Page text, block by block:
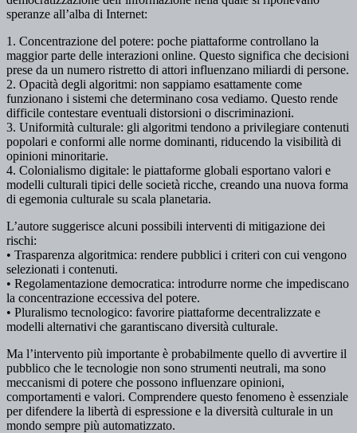
speranze all’alba di Internet:
1. Concentrazione del potere: poche piattaforme controllano la
maggior parte delle interazioni online. Questo significa che decisioni
prese da un numero ristretto di attori influenzano miliardi di persone.
2. Opacità degli algoritmi: non sappiamo esattamente come
funzionano i sistemi che determinano cosa vediamo. Questo rende
difficile contestare eventuali distorsioni o discriminazioni.
3. Uniformità culturale: gli algoritmi tendono a privilegiare contenuti
popolari e conformi alle norme dominanti, riducendo la visibilità di
opinioni minoritarie.
4. Colonialismo digitale: le piattaforme globali esportano valori e
modelli culturali tipici delle società ricche, creando una nuova forma
di egemonia culturale su scala planetaria.
L’autore suggerisce alcuni possibili interventi di mitigazione dei
rischi:
• Trasparenza algoritmica: rendere pubblici i criteri con cui vengono
selezionati i contenuti.
• Regolamentazione democratica: introdurre norme che impediscano
la concentrazione eccessiva del potere.
• Pluralismo tecnologico: favorire piattaforme decentralizzate e
modelli alternativi che garantiscano diversità culturale.
Ma l’intervento più importante è probabilmente quello di avvertire il
pubblico che le tecnologie non sono strumenti neutrali, ma sono
meccanismi di potere che possono influenzare opinioni,
comportamenti e valori. Comprendere questo fenomeno è essenziale
per difendere la libertà di espressione e la diversità culturale in un
mondo sempre più automatizzato.